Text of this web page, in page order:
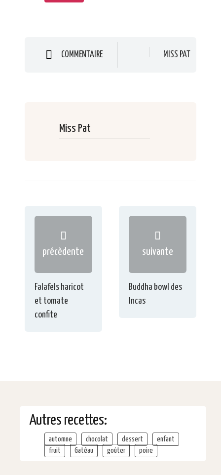
COMMENTAIRE MISS PAT
Miss Pat
précèdente
Falafels haricot
et tomate
confite
suivante
Buddha bowl des
Incas
Autres recettes:
automne chocolat dessert
enfant
fruit
Gatêau goûter poire